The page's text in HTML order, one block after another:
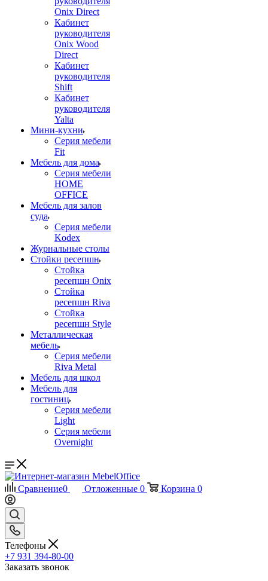
Onix Direct
Кабинет
руководителя
Onix Wood
Direct
Кабинет
руководителя
Shift
Кабинет
руководителя
Yalta
Мини-кухни
Серия мебели
Fit
Мебель для дома
Серия мебели
HOME
OFFICE
Мебель для залов
суда
Серия мебели
Kodex
Журнальные столы
Стойки ресепшн
Стойка
ресепшн Onix
Стойка
ресепшн Riva
Стойка
ресепшн Style
Металлическая
мебель
Серия мебели
Riva Metal
Мебель для школ
Мебель для
гостиниц
Серия мебели
Light
Серия мебели
Overnight
Сравнение0 Отложенные 0 Корзина 0
Телефоны
+7 931 394-80-00
Заказать звонок